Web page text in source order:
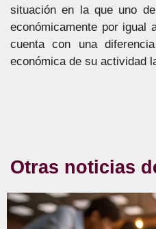
situación en la que uno
económicamente por igual
cuenta con una
económica de su actividad
Otras noticias